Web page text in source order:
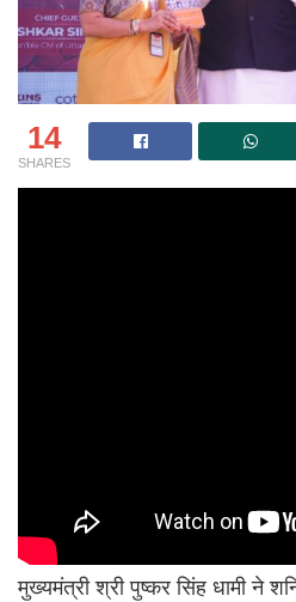
14
SHARES
मुख्यमंत्री श्री पुष्कर सिंह धामी ने